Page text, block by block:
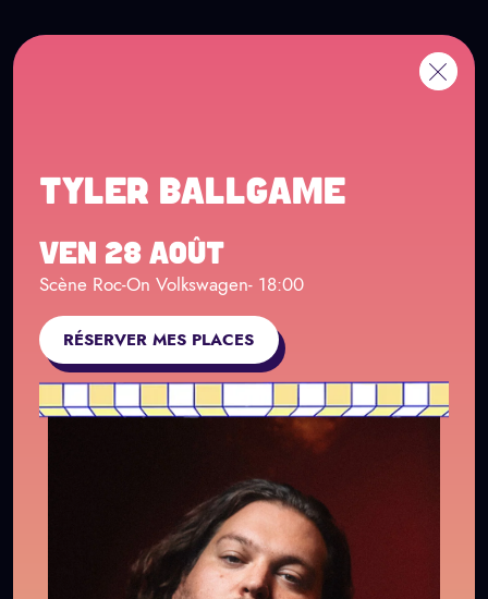
Aller au contenu principal
Retour
TYLER BALLGAME
VEN 28 AOÛT
Scène Roc-On Volkswagen- 18:00
RÉSERVER MES PLACES